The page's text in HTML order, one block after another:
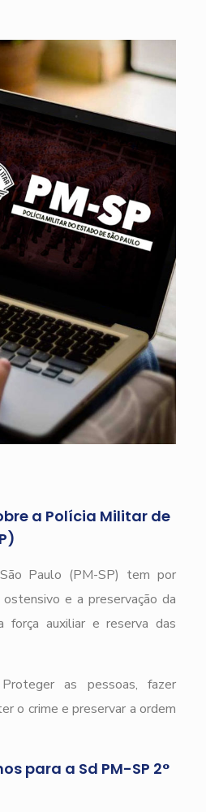
a Polícia Militar de
Paulo (PM-SP) tem por
e a preservação da
força auxiliar e reserva das
as pessoas, fazer
o crime e preservar a ordem
para a Sd PM-SP 2°